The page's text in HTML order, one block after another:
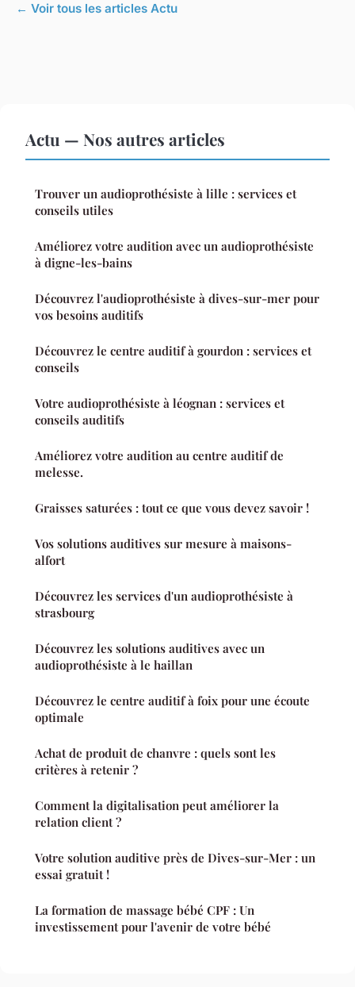
← Voir tous les articles Actu
Actu — Nos autres articles
Trouver un audioprothésiste à lille : services et
conseils utiles
Améliorez votre audition avec un audioprothésiste
à digne-les-bains
Découvrez l'audioprothésiste à dives-sur-mer pour
vos besoins auditifs
Découvrez le centre auditif à gourdon : services et
conseils
Votre audioprothésiste à léognan : services et
conseils auditifs
Améliorez votre audition au centre auditif de
melesse.
Graisses saturées : tout ce que vous devez savoir !
Vos solutions auditives sur mesure à maisons-
alfort
Découvrez les services d'un audioprothésiste à
strasbourg
Découvrez les solutions auditives avec un
audioprothésiste à le haillan
Découvrez le centre auditif à foix pour une écoute
optimale
Achat de produit de chanvre : quels sont les
critères à retenir ?
Comment la digitalisation peut améliorer la
relation client ?
Votre solution auditive près de Dives-sur-Mer : un
essai gratuit !
La formation de massage bébé CPF : Un
investissement pour l'avenir de votre bébé